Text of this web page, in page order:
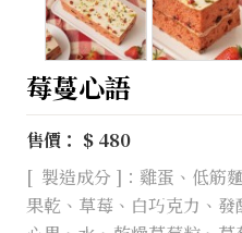
莓蔓心語
售價： $ 480
[ 製造成分 ]：雞蛋、低筋
果乾、草莓、白巧克力、